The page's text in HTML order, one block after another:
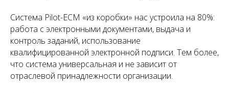
Система Pilot-ECM «из коробки» нас устроила на 80%:
работа с электронными документами, выдача и
контроль заданий, использование
квалифицированной электронной подписи. Тем более,
что система универсальная и не зависит от
отраслевой принадлежности организации.